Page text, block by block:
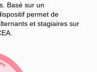
Basé sur un
permet de
et stagiaires sur